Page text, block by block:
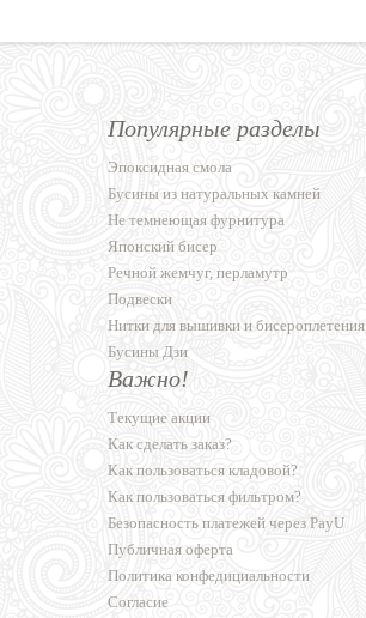
Популярные разделы
Эпоксидная смола
Бусины из натуральных камней
Не темнеющая фурнитура
Японский бисер
Речной жемчуг, перламутр
Подвески
Нитки для вышивки и бисероплетения
Бусины Дзи
Важно!
Текущие акции
Как сделать заказ?
Как пользоваться кладовой?
Как пользоваться фильтром?
Безопасность платежей через PayU
Публичная оферта
Политика конфедициальности
Согласие